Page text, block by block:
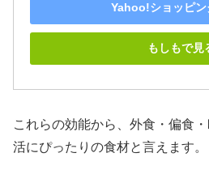
Yahoo!ショッピン
もしもで見
これらの効能から、外食・偏食
活にぴったりの食材と言えます。